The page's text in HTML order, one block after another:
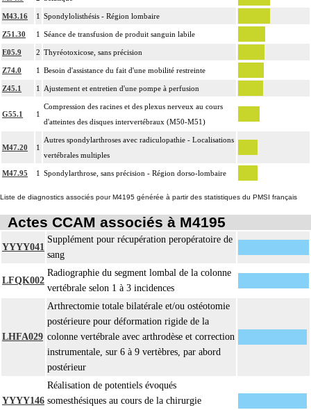
M43.16 1 Spondylolisthésis - Région lombaire
Z51.30 1 Séance de transfusion de produit sanguin labile
E05.9 2 Thyréotoxicose, sans précision
Z74.0 1 Besoin d'assistance du fait d'une mobilité restreinte
Z45.1 1 Ajustement et entretien d'une pompe à perfusion
G55.1 1
Compression des racines et des plexus nerveux au cours
d'atteintes des disques intervertébraux (M50-M51)
M47.20 1
Autres spondylarthroses avec radiculopathie - Localisations
vertébrales multiples
M47.95 1 Spondylarthrose, sans précision - Région dorso-lombaire
Liste de diagnostics associés pour M4195 générée à partir des statistiques du PMSI français
Actes CCAM associés à M4195
YYYY041
Supplément pour récupération peropératoire de
sang
LFQK002
Radiographie du segment lombal de la colonne
vertébrale selon 1 à 3 incidences
LHFA029
Arthrectomie totale bilatérale et/ou ostéotomie
postérieure pour déformation rigide de la
colonne vertébrale avec arthrodèse et correction
instrumentale, sur 6 à 9 vertèbres, par abord
postérieur
YYYY146
Réalisation de potentiels évoqués
somesthésiques au cours de la chirurgie